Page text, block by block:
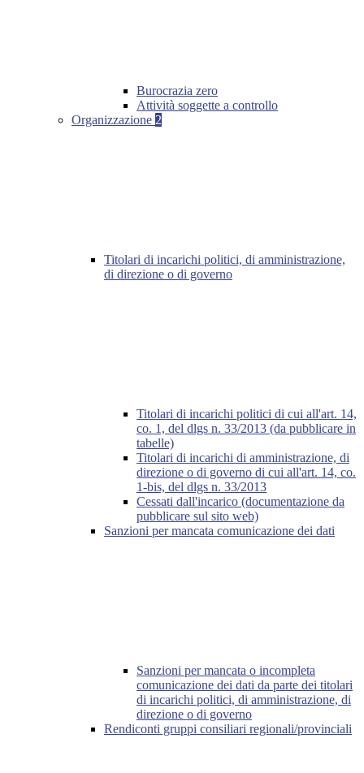
Burocrazia zero
Attività soggette a controllo
Organizzazione 2
Titolari di incarichi politici, di amministrazione,
di direzione o di governo
Titolari di incarichi politici di cui all'art. 14,
co. 1, del dlgs n. 33/2013 (da pubblicare in
tabelle)
Titolari di incarichi di amministrazione, di
direzione o di governo di cui all'art. 14, co.
1-bis, del dlgs n. 33/2013
Cessati dall'incarico (documentazione da
pubblicare sul sito web)
Sanzioni per mancata comunicazione dei dati
Sanzioni per mancata o incompleta
comunicazione dei dati da parte dei titolari
di incarichi politici, di amministrazione, di
direzione o di governo
Rendiconti gruppi consiliari regionali/provinciali